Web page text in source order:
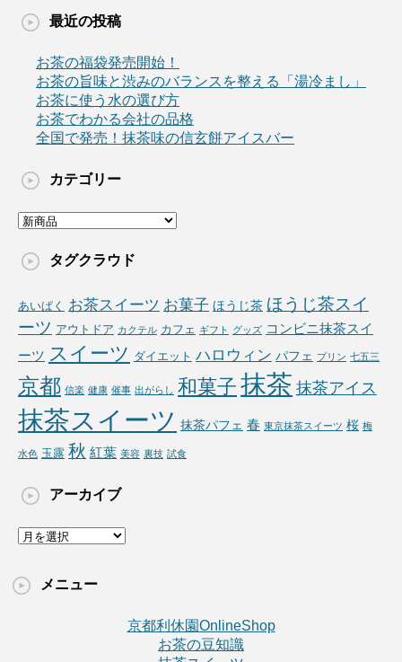
最近の投稿
お茶の福袋発売開始！
お茶の旨味と渋みのバランスを整える「湯冷まし」
お茶に使う水の選び方
お茶でわかる会社の品格
全国で発売！抹茶味の信玄餅アイスバー
カテゴリー
カ
ゴ
タグクラウド
あいぱく お茶スイーツ お菓子 ほうじ茶 ほうじ茶スイ
ーツ アウトドア カクテル カフェ ギフト グッズ コンビニ抹茶スイ
ーツ スイーツ ダイエット ハロウィン パフェ プリン 七五三
京都 信楽 健康 催事 出がらし 和菓子 抹茶 抹茶アイス
抹茶スイーツ 抹茶パフェ 春 東京抹茶スイーツ 桜 梅
水色 玉露 秋 紅葉 美容 裏技 試食
アーカイブ
ア
イ
メニュー
京都利休園OnlineShop
お茶の豆知識